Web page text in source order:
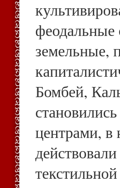
феодальные
земельные,
Бомбей,
центрами, в